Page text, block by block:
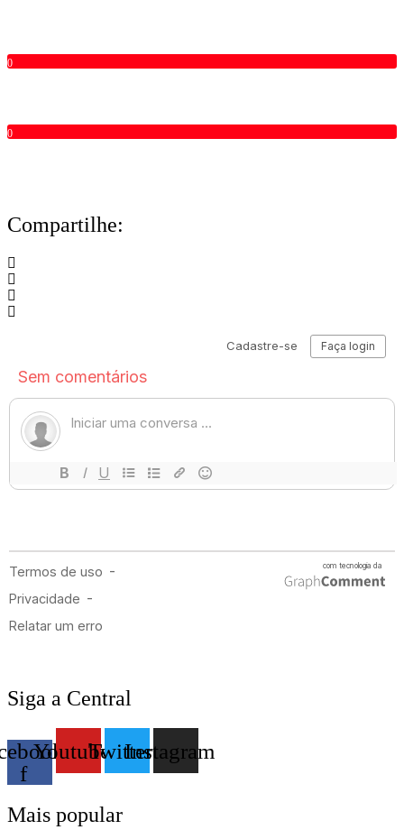
0
0
Compartilhe:
Siga a Central
f
YoutubeTwitterInstagram
Mais popular